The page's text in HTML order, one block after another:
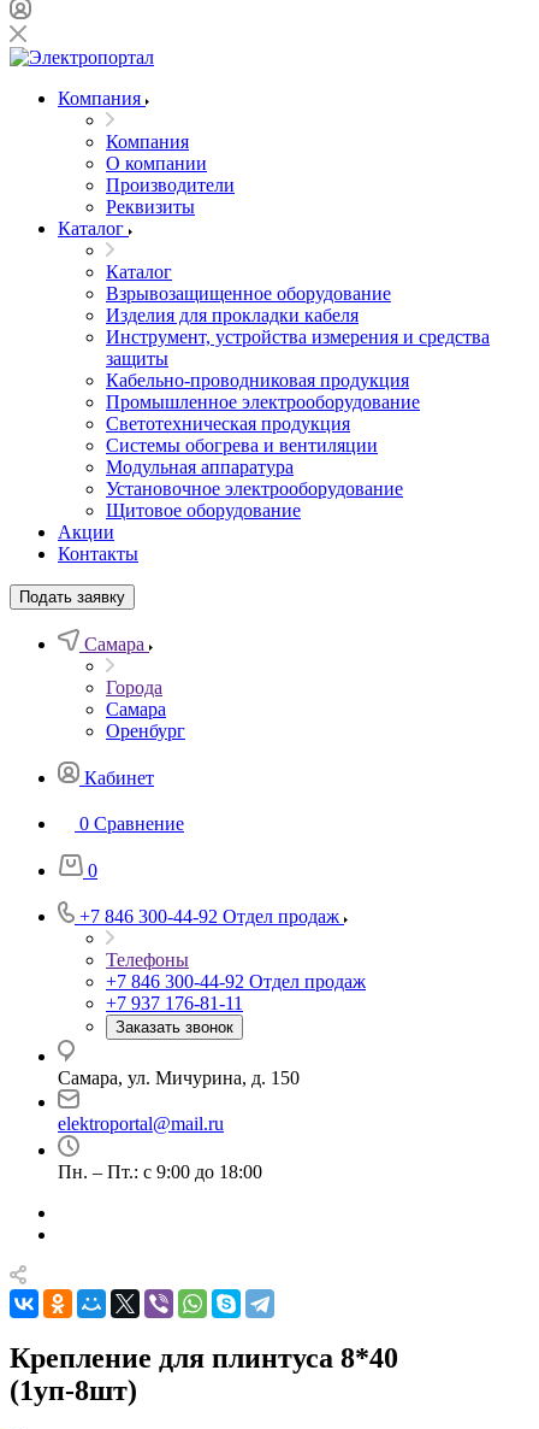
Компания
Компания
О компании
Производители
Реквизиты
Каталог
Каталог
Взрывозащищенное оборудование
Изделия для прокладки кабеля
Инструмент, устройства измерения и средства
защиты
Кабельно-проводниковая продукция
Промышленное электрооборудование
Светотехническая продукция
Системы обогрева и вентиляции
Модульная аппаратура
Установочное электрооборудование
Щитовое оборудование
Акции
Контакты
Подать заявку
Самара
Города
Самара
Оренбург
Кабинет
0 Сравнение
0
+7 846 300-44-92 Отдел продаж
Телефоны
+7 846 300-44-92 Отдел продаж
+7 937 176-81-11
Заказать звонок
Самара, ул. Мичурина, д. 150
elektroportal@mail.ru
Пн. – Пт.: с 9:00 до 18:00
Крепление для плинтуса 8*40
(1уп-8шт)